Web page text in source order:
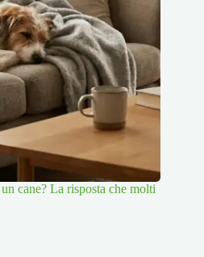
cane? La risposta che molti